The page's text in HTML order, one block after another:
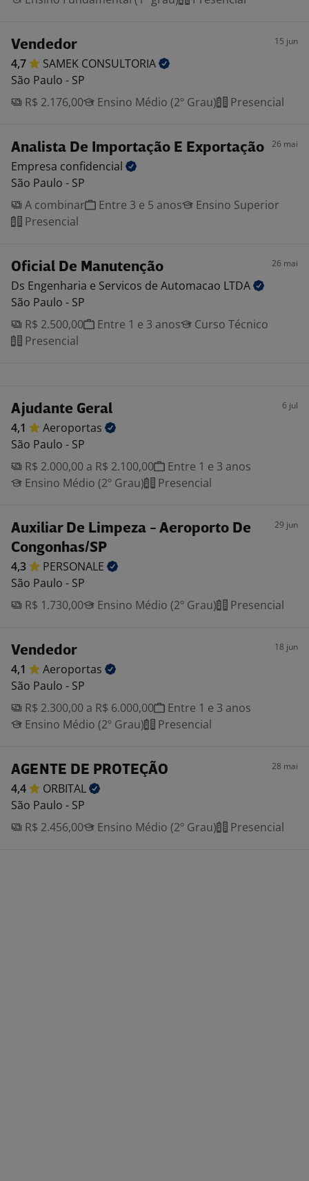
Vendedor 15 jun
4,7 SAMEK CONSULTORIA
São Paulo - SP
R$ 2.176,00
Ensino Médio (2º Grau) Presencial
Analista De Importação E Exportação 26 mai
Empresa confidencial
São Paulo - SP
A combinar
Entre 3 e 5 anos
Ensino Superior
Presencial
Oficial De Manutenção 26 mai
Ds Engenharia e Servicos de Automacao LTDA
São Paulo - SP
R$ 2.500,00
Entre 1 e 3 anos
Curso Técnico
Presencial
Ajudante Geral 6 jul
4,1
Aeroportas
São Paulo - SP
R$ 2.000,00 a R$ 2.100,00
Entre 1 e 3 anos
Ensino Médio (2º Grau)
Presencial
Auxiliar De Limpeza - Aeroporto De
Congonhas/SP
29 jun
4,3
PERSONALE
São Paulo - SP
R$ 1.730,00
Ensino Médio (2º Grau) Presencial
Vendedor 18 jun
4,1
Aeroportas
São Paulo - SP
R$ 2.300,00 a R$ 6.000,00
Entre 1 e 3 anos
Ensino Médio (2º Grau)
Presencial
AGENTE DE PROTEÇÃO 28 mai
4,4
ORBITAL
São Paulo - SP
R$ 2.456,00
Ensino Médio (2º Grau) Presencial